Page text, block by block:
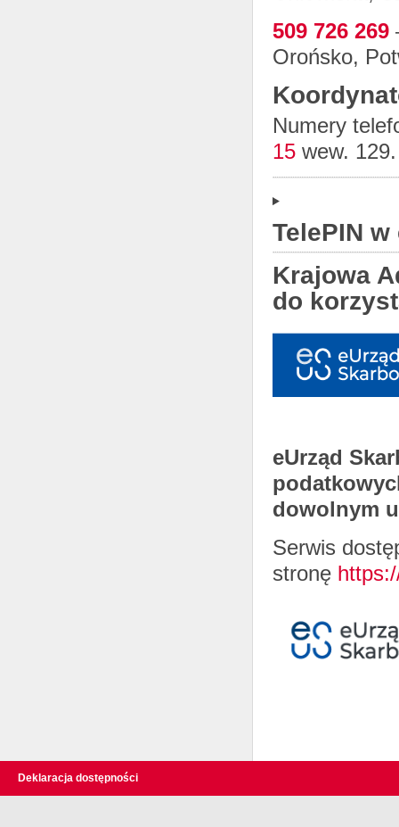
509 726 269
Orońsko,
Numery
15 wew.
TelePIN
Krajowa
do
eUrząd
dowolnym
Serwis
stronę
Deklaracja dostępności